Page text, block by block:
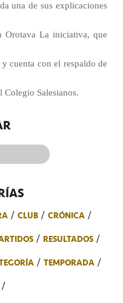
una de sus explicaciones
Orotava La iniciativa, que
cuenta con el respaldo de
Colegio Salesianos.
CLUB
CRÓNICA
RESULTADOS
TEMPORADA